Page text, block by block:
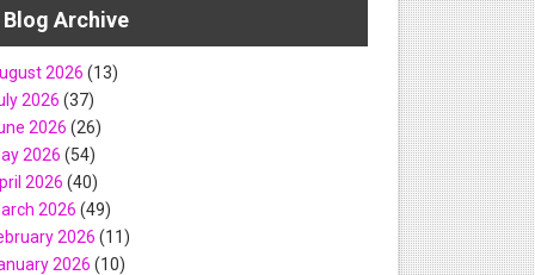
உள்ளிட்ட பல்வேறு பதவிகளுக்கு வேலை வாய்ப்பு..!
Blog Archive
2026 (13)
2026 (37)
2026 (26)
2026 (54)
2026 (40)
2026 (49)
2026 (11)
2026 (10)